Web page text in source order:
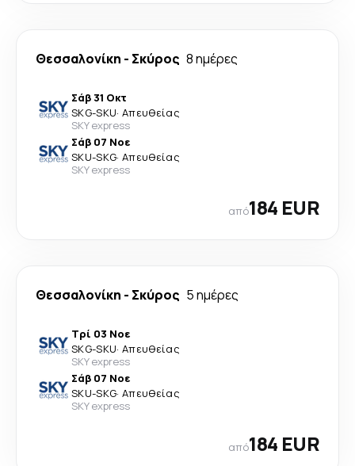
Θεσσαλονίκη - Σκύρος 8 ημέρες
Σάβ 31 Οκτ
SKG-SKU· Απευθείας
SKY express
Σάβ 07 Νοε
SKU-SKG· Απευθείας
SKY express
από184 EUR
Θεσσαλονίκη - Σκύρος 5 ημέρες
Τρί 03 Νοε
SKG-SKU· Απευθείας
SKY express
Σάβ 07 Νοε
SKU-SKG· Απευθείας
SKY express
από184 EUR